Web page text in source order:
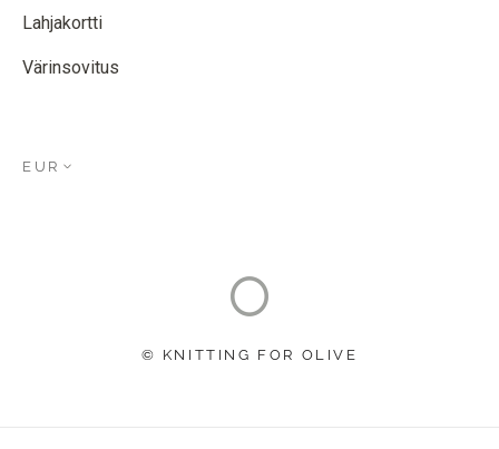
Lahjakortti
Värinsovitus
EUR
© KNITTING FOR OLIVE